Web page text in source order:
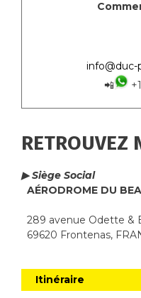
info@duc-
📲
RETROUVEZ
▶ Siège Social
AÉRODROME DU
289 avenue Odette &
69620 Frontenas,
Itinéraire